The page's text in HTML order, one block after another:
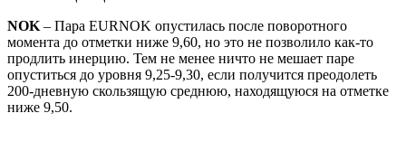
NOK – Пара EURNOK опустилась после поворотного
момента до отметки ниже 9,60, но это не позволило как-то
продлить инерцию. Тем не менее ничто не мешает паре
опуститься до уровня 9,25-9,30, если получится преодолеть
200-дневную скользящую среднюю, находящуюся на отметке
ниже 9,50.